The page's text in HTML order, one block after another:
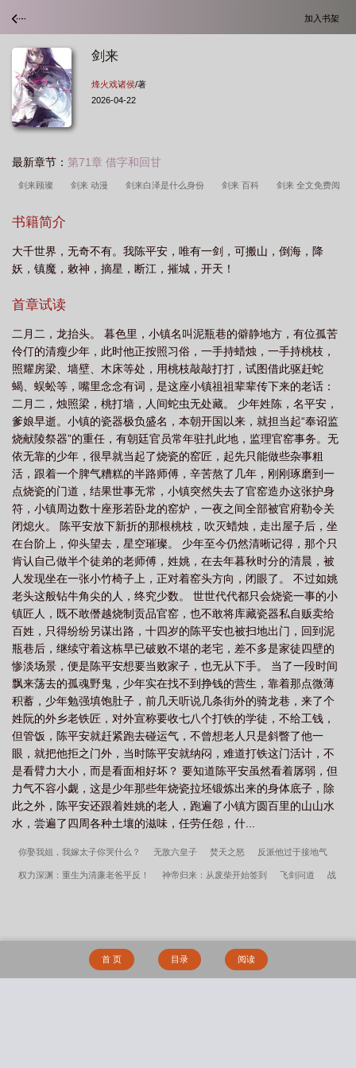
加入书架
剑来
烽火戏诸侯/著
2026-04-22
最新章节： 第71章 借字和回甘
剑来顾璨 剑来 动漫 剑来白泽是什么身份 剑来 百科 剑来 全文免费阅
么境界 剑来朱敛
境 剑来 第一季 剑来 txt 剑来 电视剧 剑来 豆瓣 剑来 陆台 剑来
阿良是什么身份 剑来 大斌 剑来听书 剑来 在线阅读
莫向外求 剑来杨老头是什么身份
份 剑来 老瞎子 剑来魏檗 剑来 林守一 剑来 黄镇 剑来隐官萧
愻 剑来 杨老头 剑来 李希圣 剑来 听书 剑来 陆沉 剑来 阿良
来第二季 剑来宁姚 剑来 石柔 剑来刘羡阳结局 剑来 魏晋 剑来 顾
璨 剑来陈平安最后境界 剑来陆沉 剑来 白也 剑来境界划分 剑来阿
良最后结局 剑来 作者 剑来 钟馗 剑来 全本 剑来电视剧 剑来完整
版 剑来崔瀺 剑来李宝瓶 剑来 李槐 剑来 谢实 剑来动漫在线观看免
费完整版 剑来 笔趣阁 剑来阿良什么境界 剑来手游 剑来裴钱 剑来
第三季 剑来 声娱文化 剑来听书哪里最好
书籍简介
大千世界，无奇不有。我陈平安，唯有一剑，可搬山，倒海，降
妖，镇魔，敕神，摘星，断江，摧城，开天！
首章试读
二月二，龙抬头。 暮色里，小镇名叫泥瓶巷的僻静地方，有位孤苦
伶仃的清瘦少年，此时他正按照习俗，一手持蜡烛，一手持桃枝，
照耀房梁、墙壁、木床等处，用桃枝敲敲打打，试图借此驱赶蛇
蝎、蜈蚣等，嘴里念念有词，是这座小镇祖祖辈辈传下来的老话：
二月二，烛照梁，桃打墙，人间蛇虫无处藏。 少年姓陈，名平安，
爹娘早逝。小镇的瓷器极负盛名，本朝开国以来，就担当起“奉诏监
烧献陵祭器”的重任，有朝廷官员常年驻扎此地，监理官窑事务。无
依无靠的少年，很早就当起了烧瓷的窑匠，起先只能做些杂事粗
活，跟着一个脾气糟糕的半路师傅，辛苦熬了几年，刚刚琢磨到一
点烧瓷的门道，结果世事无常，小镇突然失去了官窑造办这张护身
符，小镇周边数十座形若卧龙的窑炉，一夜之间全部被官府勒令关
闭熄火。 陈平安放下新折的那根桃枝，吹灭蜡烛，走出屋子后，坐
在台阶上，仰头望去，星空璀璨。 少年至今仍然清晰记得，那个只
肯认自己做半个徒弟的老师傅，姓姚，在去年暮秋时分的清晨，被
人发现坐在一张小竹椅子上，正对着窑头方向，闭眼了。 不过如姚
老头这般钻牛角尖的人，终究少数。 世世代代都只会烧瓷一事的小
镇匠人，既不敢僭越烧制贡品官窑，也不敢将库藏瓷器私自贩卖给
百姓，只得纷纷另谋出路，十四岁的陈平安也被扫地出门，回到泥
瓶巷后，继续守着这栋早已破败不堪的老宅，差不多是家徒四壁的
惨淡场景，便是陈平安想要当败家子，也无从下手。 当了一段时间
飘来荡去的孤魂野鬼，少年实在找不到挣钱的营生，靠着那点微薄
积蓄，少年勉强填饱肚子，前几天听说几条街外的骑龙巷，来了个
姓阮的外乡老铁匠，对外宣称要收七八个打铁的学徒，不给工钱，
但管饭，陈平安就赶紧跑去碰运气，不曾想老人只是斜瞥了他一
眼，就把他拒之门外，当时陈平安就纳闷，难道打铁这门活计，不
是看臂力大小，而是看面相好坏？ 要知道陈平安虽然看着孱弱，但
力气不容小觑，这是少年那些年烧瓷拉坯锻炼出来的身体底子，除
此之外，陈平安还跟着姓姚的老人，跑遍了小镇方圆百里的山山水
水，尝遍了四周各种土壤的滋味，任劳任怨，什...
你娶我姐，我嫁太子你哭什么？ 无敌六皇子 焚天之怒 反派他过于接地气
权力深渊：重生为清廉老爸平反！ 神帝归来：从废柴开始签到 飞剑问道 战
侠客的女友养成计划 拥有万人迷症的漂亮炮灰[快穿] 不要欺凌三旬老人！
首 页 目录 阅读